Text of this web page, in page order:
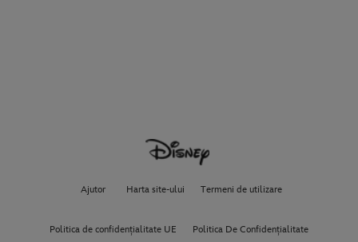
Ajutor Harta site-ului Termeni de utilizare
Politica de confidențialitate UE Politica De Confidențialitate